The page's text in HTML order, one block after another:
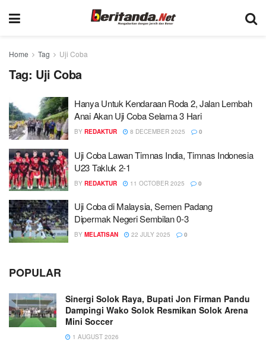
Home Tag Uji Coba
Tag: Uji Coba
Hanya Untuk Kendaraan Roda 2, Jalan Lembah
Anai Akan Uji Coba Selama 3 Hari
BY REDAKTUR 8 DECEMBER 2025 0
Uji Coba Lawan Timnas India, Timnas Indonesia
U23 Takluk 2-1
BY REDAKTUR 11 OCTOBER 2025 0
Uji Coba di Malaysia, Semen Padang
Dipermak Negeri Sembilan 0-3
BY MELATISAN 22 JULY 2025 0
POPULAR
Sinergi Solok Raya, Bupati Jon Firman Pandu
Dampingi Wako Solok Resmikan Solok Arena
Mini Soccer
1 AUGUST 2026